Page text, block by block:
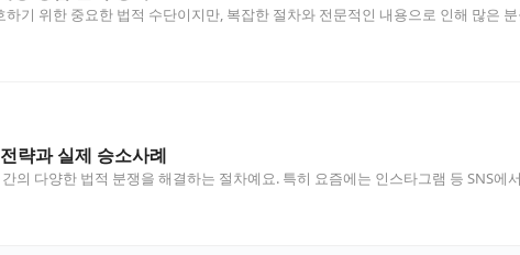
기 위한 중요한 법적 수단이지만, 복잡한 절차와 전문적인 내용으로 인해 많은
략과 실제 승소사례
의 다양한 법적 분쟁을 해결하는 절차예요. 특히 요즘에는 인스타그램 등 SNS에